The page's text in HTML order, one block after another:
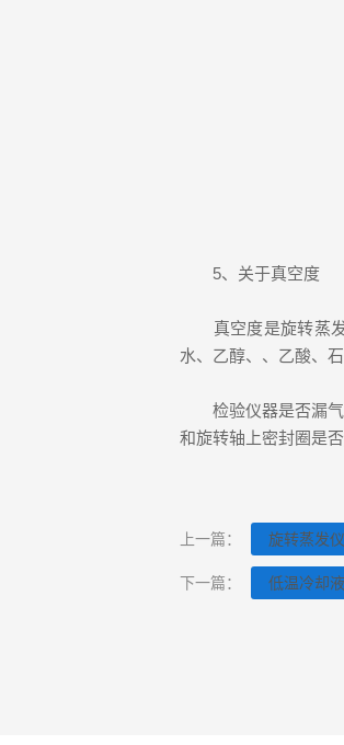
5、关于真空度
真空度是旋转蒸发
水、乙醇、、乙酸、
检验仪器是否漏气
和旋转轴上密封圈是
上一篇： 旋转蒸发
下一篇： 低温冷却